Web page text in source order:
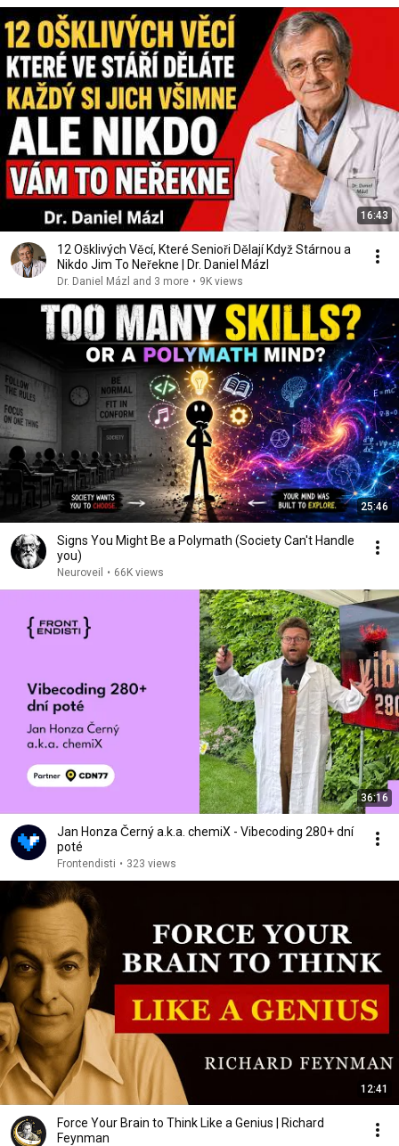
16:43
12 Ošklivých Věcí, Které Senioři Dělají Když Stárnou a
Nikdo Jim To Neřekne | Dr. Daniel Mázl
Dr. Daniel Mázl and 3 more • 9K views
25:46
Signs You Might Be a Polymath (Society Can't Handle
you)
Neuroveil • 66K views
36:16
Jan Honza Černý a.k.a. chemiX - Vibecoding 280+ dní
poté
Frontendisti • 323 views
12:41
Force Your Brain to Think Like a Genius | Richard
Feynman